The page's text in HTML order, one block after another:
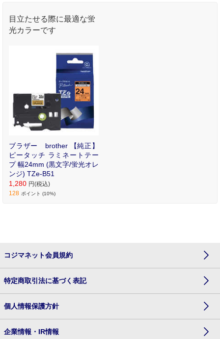
目立たせる際に最適な蛍
光カラーです
ブラザー brother 【純正】
ピータッチ ラミネートテー
プ 幅24mm (黒文字/蛍光オレ
ンジ) TZe-B51
1,280 円(税込)
128 ポイント (10%)
コジマネット会員規約
特定商取引法に基づく表記
個人情報保護方針
企業情報・IR情報